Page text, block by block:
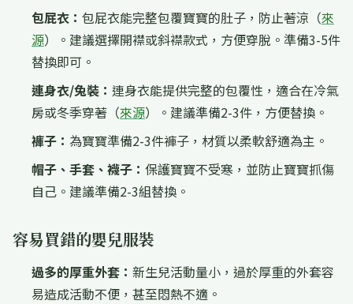
包屁衣： 包屁衣能完整包覆寶寶的肚子，防止著涼（來
源）。建議選擇開襟或斜襟款式，方便穿脫。準備3-5件
替換即可。
連身衣/兔裝： 連身衣能提供完整的包覆性，適合在冷氣
房或冬季穿著（來源）。建議準備2-3件，方便替換。
褲子： 為寶寶準備2-3件褲子，材質以柔軟舒適為主。
帽子、手套、襪子： 保護寶寶不受寒，並防止寶寶抓傷
自己。建議準備2-3組替換。
容易買錯的嬰兒服裝
過多的厚重外套： 新生兒活動量小，過於厚重的外套容
易造成活動不便，甚至悶熱不適。